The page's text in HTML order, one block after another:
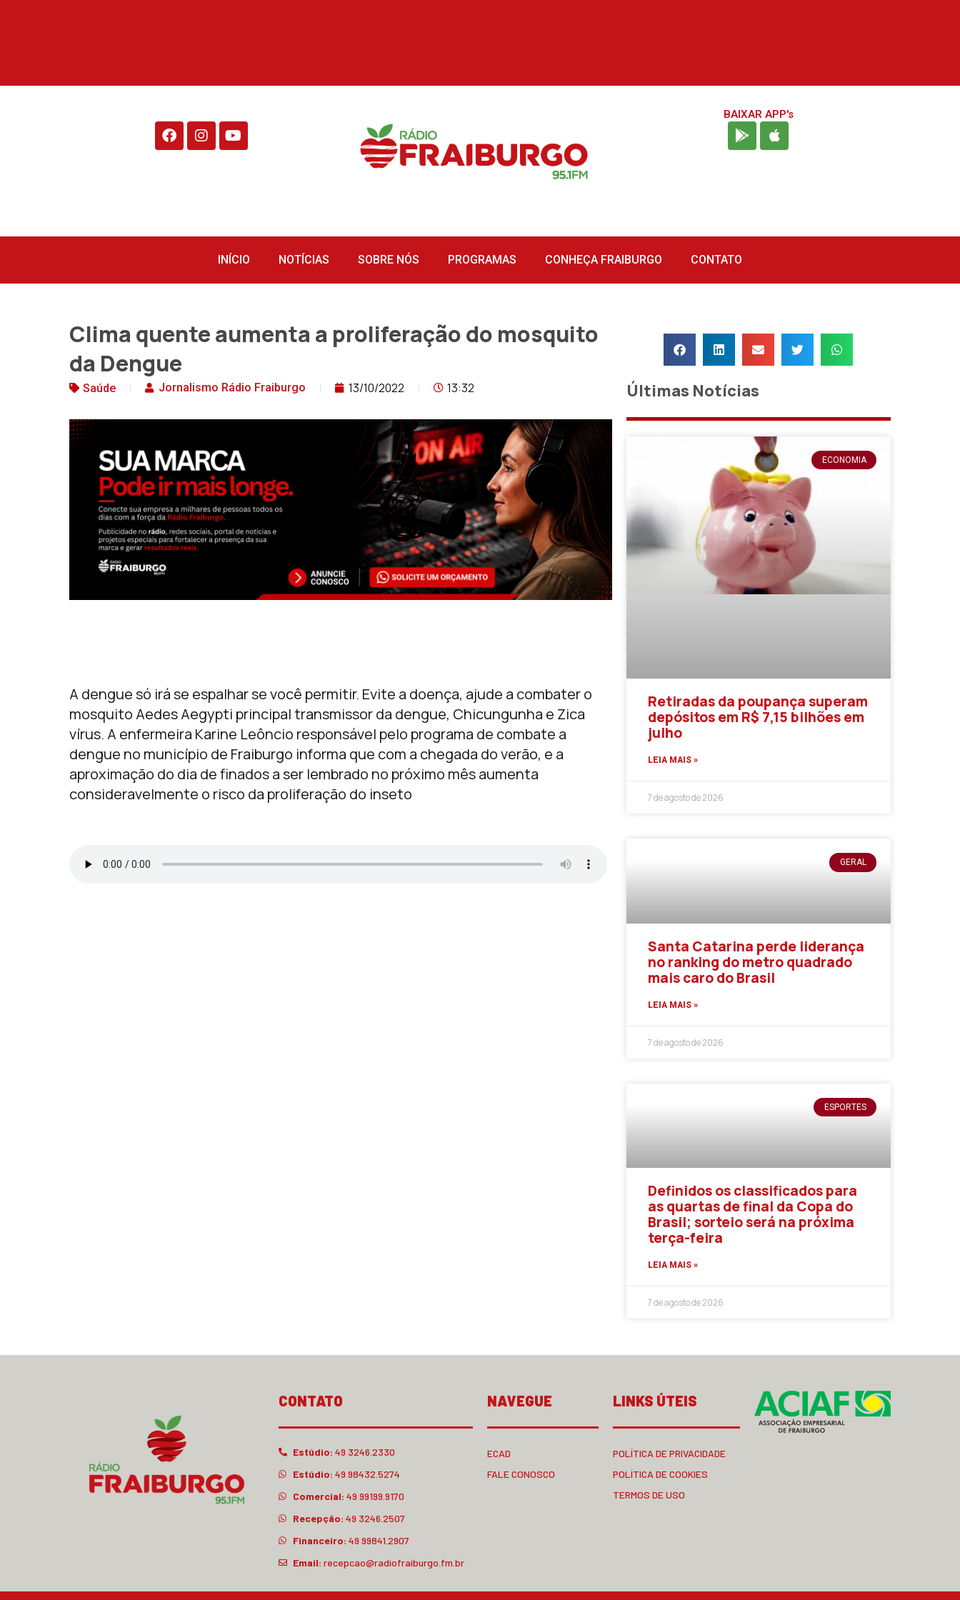
BAIXAR APP's
INÍCIO NOTÍCIAS SOBRE NÓS PROGRAMAS CONHEÇA FRAIBURGO CONTATO
Clima quente aumenta a proliferação do mosquito
da Dengue
Saúde Jornalismo Rádio Fraiburgo 13/10/2022 13:32
A dengue só irá se espalhar se você permitir. Evite a doença, ajude a combater o
mosquito Aedes Aegypti principal transmissor da dengue, Chicungunha e Zica
vírus. A enfermeira Karine Leôncio responsável pelo programa de combate a
dengue no município de Fraiburgo informa que com a chegada do verão, e a
aproximação do dia de finados a ser lembrado no próximo mês aumenta
consideravelmente o risco da proliferação do inseto
Últimas Notícias
ECONOMIA
Retiradas da poupança superam
depósitos em R$ 7,15 bilhões em
julho
LEIA MAIS »
7 de agosto de 2026
GERAL
Santa Catarina perde liderança
no ranking do metro quadrado
mais caro do Brasil
LEIA MAIS »
7 de agosto de 2026
ESPORTES
Definidos os classificados para
as quartas de final da Copa do
Brasil; sorteio será na próxima
terça-feira
LEIA MAIS »
7 de agosto de 2026
CONTATO
Estúdio: 49 3246.2330
Estúdio: 49 98432.5274
Comercial: 49 99199.9170
Recepção: 49 3246.2507
Financeiro: 49 99841.2907
Email: recepcao@radiofraiburgo.fm.br
NAVEGUE
ECAD
FALE CONOSCO
LINKS ÚTEIS
POLÍTICA DE PRIVACIDADE
POLÍTICA DE COOKIES
TERMOS DE USO